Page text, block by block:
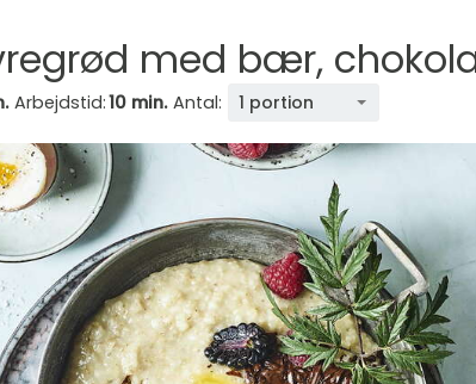
med bær,
Arbejdstid:10 min. Antal: 1 portion